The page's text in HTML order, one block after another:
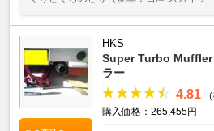
HKS
Super Turbo Muffler
ラー
4.81
購入価格：265,455円